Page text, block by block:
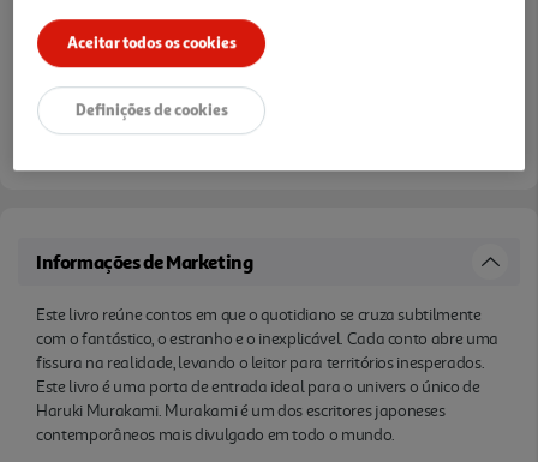
Informações de Marketing
Este livro reúne contos em que o quotidiano se cruza subtilmente
com o fantástico, o estranho e o inexplicável. Cada conto abre uma
fissura na realidade, levando o leitor para territórios inesperados.
Este livro é uma porta de entrada ideal para o univers o único de
Haruki Murakami. Murakami é um dos escritores japoneses
contemporâneos mais divulgado em todo o mundo.
Aceitar todos os cookies
Definições de cookies